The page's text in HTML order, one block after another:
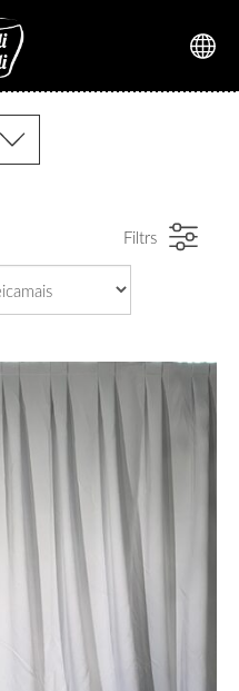
Filtrs